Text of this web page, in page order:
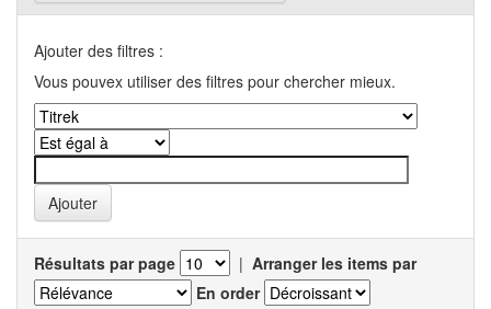
Ajouter des filtres :
Vous pouvex utiliser des filtres pour chercher mieux.
Résultats par page | Arranger les items par
En order